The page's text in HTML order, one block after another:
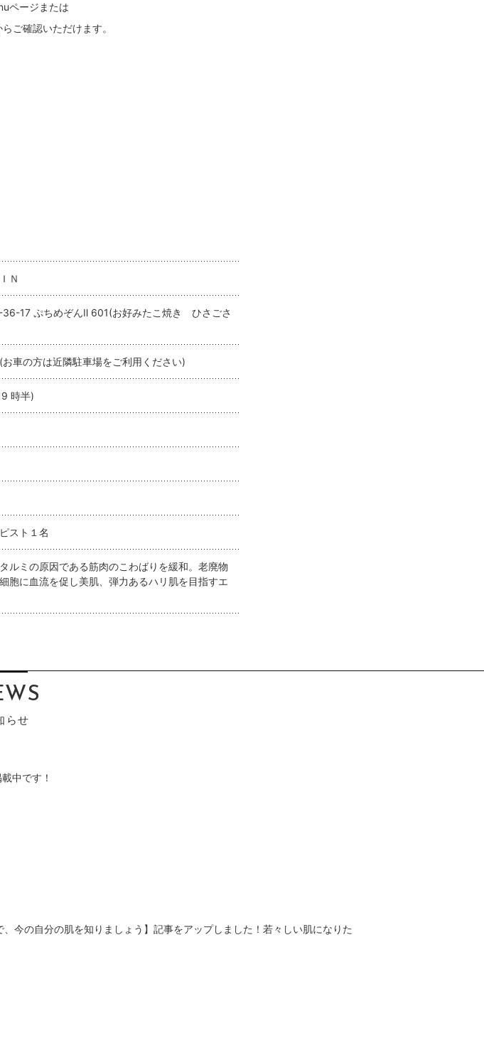
ページまたは
ご確認いただけます。
Ｎ
36-17 ぷちめぞんⅡ 601(お好みたこ焼き ひさごさ
車の方は近隣駐車場をご利用ください)
時半)
スト１名
ルミの原因である筋肉のこわばりを緩和。老廃物
胞に血流を促し美肌、弾力あるハリ肌を目指すエ
中です！
今の自分の肌を知りましょう】記事をアップしました！若々しい肌になりた